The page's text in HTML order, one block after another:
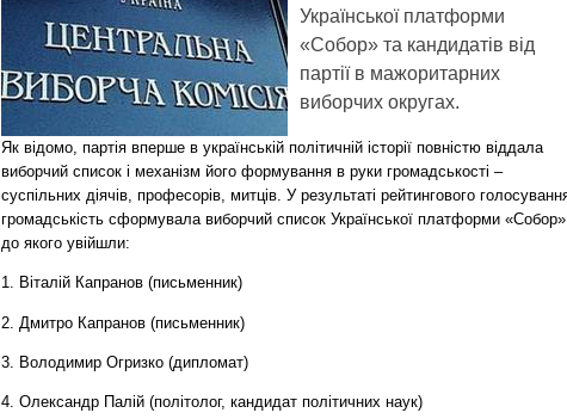
Української платформи
«Собор» та кандидатів від
партії в мажоритарних
виборчих округах.
Як відомо, партія вперше в українській політичній історії повністю віддала
виборчий список і механізм його формування в руки громадськості –
суспільних діячів, професорів, митців. У результаті рейтингового
громадськість сформувала виборчий список Української платформи
до якого увійшли:
1. Віталій Капранов (письменник)
2. Дмитро Капранов (письменник)
3. Володимир Огризко (дипломат)
4. Олександр Палій (політолог, кандидат політичних наук)